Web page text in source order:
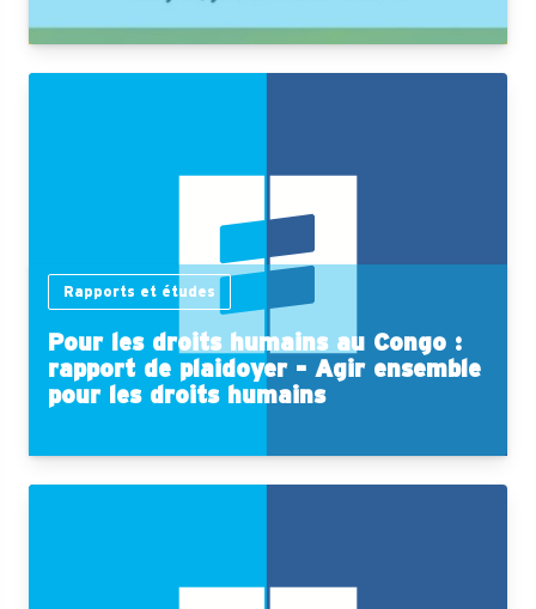
Rapports et études
Pour les droits humains au Congo :
rapport de plaidoyer - Agir ensemble
pour les droits humains